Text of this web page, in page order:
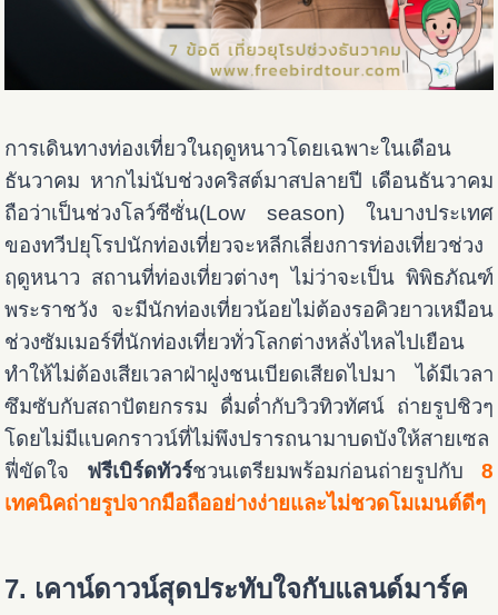
การเดินทางท่องเที่ยวในฤดูหนาวโดยเฉพาะในเดือน
ธันวาคม หากไม่นับช่วงคริสต์มาสปลายปี เดือนธันวาคม
ถือว่าเป็นช่วงโลว์ซีซั่น(Low season) ในบางประเทศ
ของทวีปยุโรปนักท่องเที่ยวจะหลีกเลี่ยงการท่องเที่ยวช่วง
ฤดูหนาว สถานที่ท่องเที่ยวต่างๆ ไม่ว่าจะเป็น พิพิธภัณฑ์
พระราชวัง จะมีนักท่องเที่ยวน้อยไม่ต้องรอคิวยาวเหมือน
ช่วงซัมเมอร์ที่นักท่องเที่ยวทั่วโลกต่างหลั่งไหลไปเยือน
ทำให้ไม่ต้องเสียเวลาฝ่าฝูงชนเบียดเสียดไปมา ได้มีเวลา
ซึมซับกับสถาปัตยกรรม ดื่มด่ำกับวิวทิวทัศน์ ถ่ายรูปชิวๆ
โดยไม่มีแบคกราวน์ที่ไม่พึงปรารถนามาบดบังให้สายเซล
ฟี่ขัดใจ ฟรีเบิร์ดทัวร์ชวนเตรียมพร้อมก่อนถ่ายรูปกับ 8
เทคนิคถ่ายรูปจากมือถืออย่างง่ายและไม่ชวดโมเมนต์ดีๆ
7. เคาน์ดาวน์สุดประทับใจกับแลนด์มาร์ค